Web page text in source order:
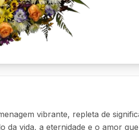
vibrante, repleta de
da vida, a eternidade e o amor que